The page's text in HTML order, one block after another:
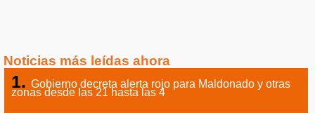
Noticias más leídas ahora
Gobierno decreta alerta rojo para Maldonado y otras
zonas desde las 21 hasta las 4